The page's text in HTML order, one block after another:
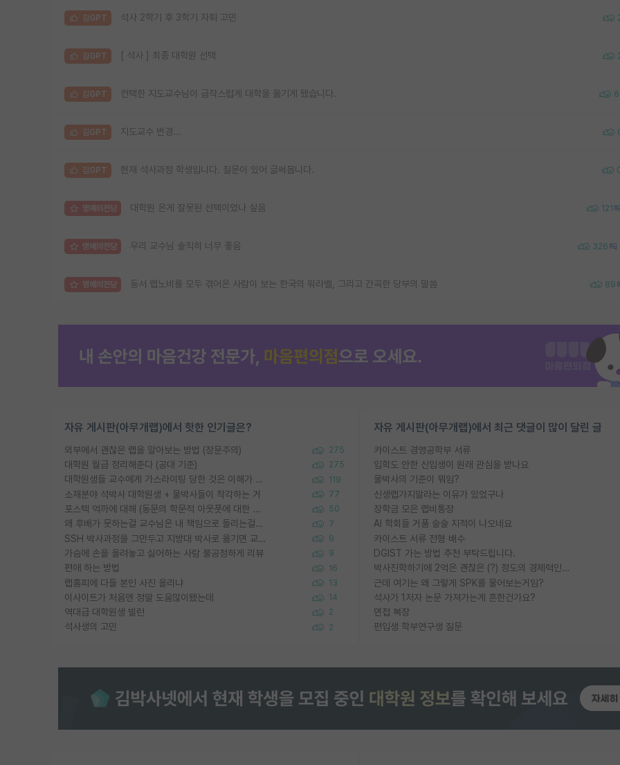
김GPT 석사 2학기 후 3학기 자퇴 고민
김GPT [ 석사 ] 최종 대학원 선택
김GPT 컨택한 지도교수님이 급작스럽게 대학을 옮기게 됐습니다. 6
김GPT 지도교수 변경...
김GPT 현재 석사과정 학생입니다. 질문이 있어 글써봅니다.
명예의전당 대학원 온게 잘못된 선택이었나 싶음 121
명예의전당 우리 교수님 솔직히 너무 좋음 326
명예의전당 동서 랩노비를 모두 겪어온 사람이 보는 한국의 워라밸, 그리고 간곡한 당부의 말씀 89
자유 게시판(아무개랩)에서 핫한 인기글은?
외부에서 괜찮은 랩을 알아보는 방법 (장문주의) 275
대학원 월급 정리해준다 (공대 기준) 275
대학원생들 교수에게 가스라이팅 당한 것은 이해가 갑니다. 안타깝네요. 119
소재분야 석박사 대학원생 + 물박사들이 착각하는 거 77
포스텍 억까에 대해 (동문의 학문적 아웃풋에 대한 반박) 50
왜 후배가 못하는걸 교수님은 내 책임으로 돌리는걸까요? 7
SSH 박사과정을 그만두고 지방대 박사로 옮기면 교수의 꿈은 끝일까요? 9
가슴에 손을 올려놓고 싫어하는 사람 불공정하게 리뷰 9
편애 하는 방법 16
랩홈피에 다들 본인 사진 올리냐 13
이사이트가 처음엔 정말 도움많이됐는데 14
역대급 대학원생 빌런 2
석사생의 고민 2
자유 게시판(아무개랩)에서 최근 댓글이 많이 달린 글
카이스트 경영공학부 서류
입학도 안한 신입생이 원래 관심을 받나요
물박사의 기준이 뭐임?
신생랩가지말라는 이유가 있었구나
장학금 모은 랩비통장
AI 학회들 거품 슬슬 지적이 나오네요
카이스트 서류 전형 배수
DGIST 가는 방법 추천 부탁드립니다.
박사진학하기에 2억은 괜찮은 (?) 정도의 경제력인가요
근데 여기는 왜 그렇게 SPK를 물어보는거임?
석사가 1저자 논문 가져가는게 흔한건가요?
면접 복장
편입생 학부연구생 질문